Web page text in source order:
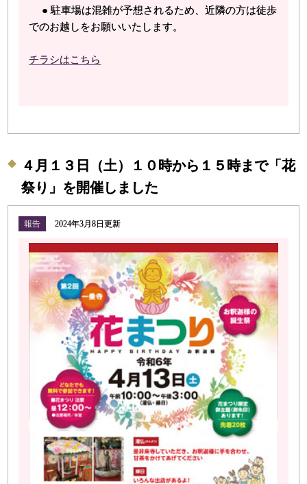
● 駐車場は混雑が予想されるため、近隣の方は徒歩
でのお越しをお願いいたします。
チラシはこちら
４月１３日（土）１０時から１５時まで「花
祭り」を開催しました
報告 2024年3月8日更新